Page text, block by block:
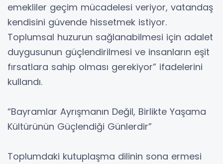
emekliler geçim mücadelesi veriyor, vatandaş
kendisini güvende hissetmek istiyor.
Toplumsal huzurun sağlanabilmesi için adalet
duygusunun güçlendirilmesi ve insanların eşit
fırsatlara sahip olması gerekiyor” ifadelerini
kullandı.
“Bayramlar Ayrışmanın Değil, Birlikte Yaşama
Kültürünün Güçlendiği Günlerdir”
Toplumdaki kutuplaşma dilinin sona ermesi